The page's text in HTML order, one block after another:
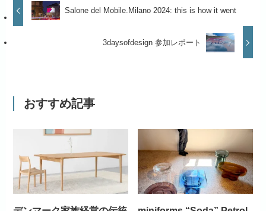
Salone del Mobile.Milano 2024: this is how it went
3daysofdesign 参加レポート
おすすめ記事